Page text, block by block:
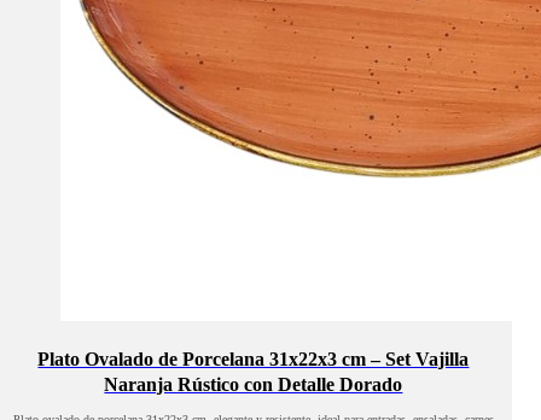
Plato Ovalado de Porcelana 31x22x3 cm – Set Vajilla
Naranja Rústico con Detalle Dorado